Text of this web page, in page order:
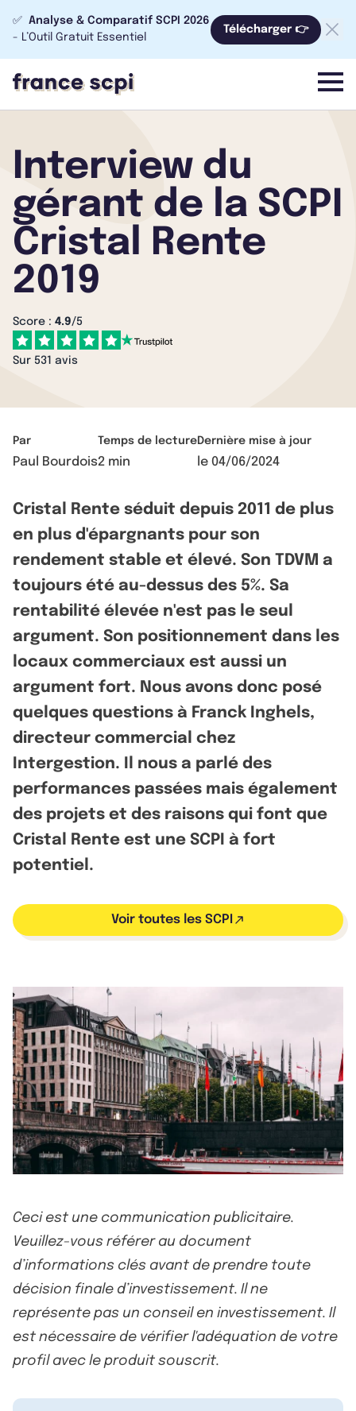
✅ Analyse & Comparatif SCPI 2026
- L’Outil Gratuit Essentiel
Télécharger 👉
menu
Interview du
gérant de la SCPI
Cristal Rente
2019
Score : 4.9/5
Sur 531 avis
Par
Paul Bourdois
Temps de lecture
2 min
Dernière mise à jour
le 04/06/2024
Cristal Rente séduit depuis 2011 de plus
en plus d'épargnants pour son
rendement stable et élevé. Son TDVM a
toujours été au-dessus des 5%. Sa
rentabilité élevée n'est pas le seul
argument. Son positionnement dans les
locaux commerciaux est aussi un
argument fort. Nous avons donc posé
quelques questions à Franck Inghels,
directeur commercial chez
Intergestion. Il nous a parlé des
performances passées mais également
des projets et des raisons qui font que
Cristal Rente est une SCPI à fort
potentiel.
Voir toutes les SCPI
Ceci est une communication publicitaire.
Veuillez-vous référer au document
d’informations clés avant de prendre toute
décision finale d’investissement. Il ne
représente pas un conseil en investissement. Il
est nécessaire de vérifier l'adéquation de votre
profil avec le produit souscrit.